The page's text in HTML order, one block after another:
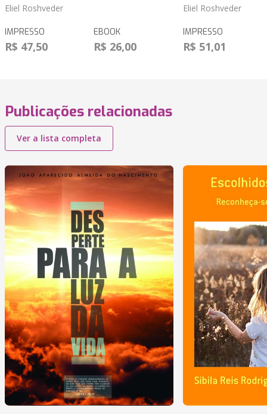
Eliel Roshveder
IMPRESSO
R$ 47,50
EBOOK
R$ 26,00
Eliel Roshveder
IMPRESSO
R$ 51,01
Publicações relacionadas
Ver a lista completa